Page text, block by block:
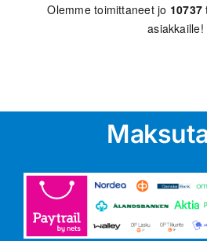
Olemme toimittaneet jo 10737
asiakkaille!